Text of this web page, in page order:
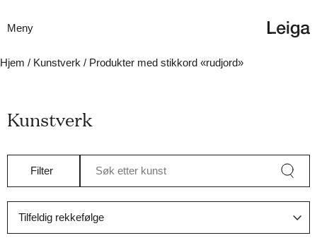
Meny
Hjem / Kunstverk / Produkter med stikkord «rudjord»
Kunstverk
Filter Søk etter kunst